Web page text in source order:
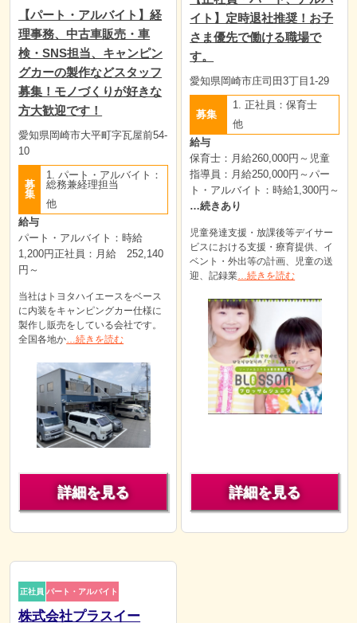
【パート・アルバイト】経
理事務、中古車販売・車
検・SNS担当、キャンピン
グカーの製作などスタッフ
募集！モノづくりが好きな
方大歓迎です！
愛知県岡崎市大平町字瓦屋前54-
10
募
集
1. パート・アルバイト：
総務兼経理担当
他
給与
パート・アルバイト：時給
1,200円正社員：月給 252,140
円～
当社はトヨタハイエースをベース
に内装をキャンピングカー仕様に
製作し販売をしている会社です。
全国各地か…続きを読む
詳細を見る
イト】定時退社推奨！お子
さま優先で働ける職場で
す。
愛知県岡崎市庄司田3丁目1-29
募集
1. 正社員：保育士
他
給与
保育士：月給260,000円～児童
指導員：月給250,000円～パー
ト・アルバイト：時給1,300円～
…続きあり
児童発達支援・放課後等デイサー
ビスにおける支援・療育提供、イ
ベント・外出等の計画、児童の送
迎、記録業…続きを読む
詳細を見る
正社員 パート・アルバイト
株式会社プラスイー